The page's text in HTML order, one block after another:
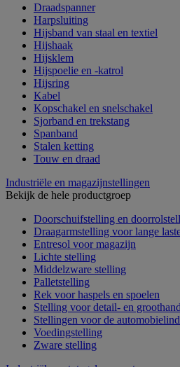
Draadspanner
Harpsluiting
Hijsband van staal en textiel
Hijshaak
Hijsklem
Hijspoelie en -katrol
Hijsring
Kabel
Kopschakel en snelschakel
Sjorband en trekstang
Spanband
Stalen ketting
Touw en draad
Industriële en magazijnstellingen
Bekijk de hele productgroep
Doorschuifstelling en
Draagarmstelling voor lange
Entresol voor magazijn
Lichte stelling
Middelzware stelling
Palletstelling
Rek voor haspels en spoelen
Stelling voor detail- en
Stellingen voor de
Voedingstelling
Zware stelling